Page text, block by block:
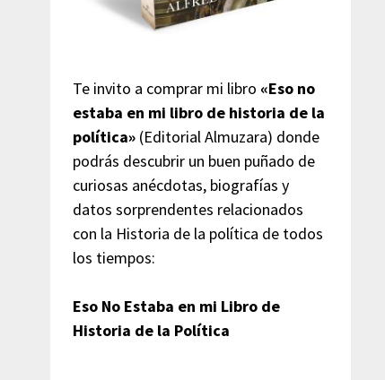
Te invito a comprar mi libro «Eso no
estaba en mi libro de historia de la
política»(Editorial Almuzara) donde
podrás descubrir un buen puñado de
curiosas anécdotas, biografías y
datos sorprendentes relacionados
con la Historia de la política de todos
los tiempos:
Eso No Estaba en mi Libro de
Historia de la Política